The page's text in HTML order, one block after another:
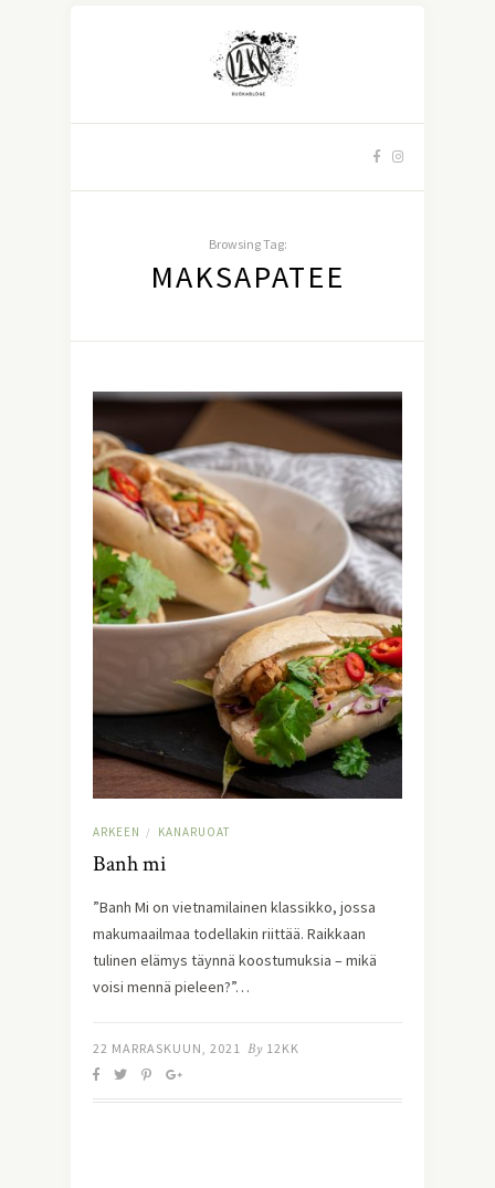
Browsing Tag:
MAKSAPATEE
ARKEEN / KANARUOAT
Banh mi
”Banh Mi on vietnamilainen klassikko, jossa
makumaailmaa todellakin riittää. Raikkaan
tulinen elämys täynnä koostumuksia – mikä
voisi mennä pieleen?”…
22 MARRASKUUN, 2021 By 12KK